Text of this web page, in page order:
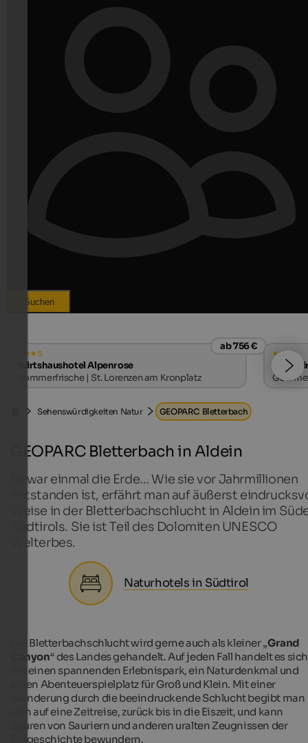
Suchen
s
ab 756 €
Wirtshaushotel Alpenrose
Sommerfrische | St. Lorenzen am Kronplatz
Hotel
Sehenswürdigkeiten Natur GEOPARC Bletterbach
GEOPARC Bletterbach in Aldein
Es war einmal die Erde… Wie sie vor Jahrmillionen
entstanden ist, erfährt man auf äußerst
Weise in der Bletterbachschlucht in Aldein im
Südtirols. Sie ist Teil des Dolomiten UNESCO
Welterbes.
Naturhotels in Südtirol
Die Bletterbachschlucht wird gerne auch als kleiner „Grand
Canyon“ des Landes gehandelt. Auf jeden Fall handelt es sich
um einen spannenden Erlebnispark, ein Naturdenkmal und
einen Abenteuerspielplatz für Groß und Klein. Mit einer
Wanderung durch die beeindruckende Schlucht begibt man
sich auf eine Zeitreise, zurück bis in die Eiszeit, und kann
Spuren von Sauriern und anderen uralten Zeugnissen der
Erdgeschichte bewundern.